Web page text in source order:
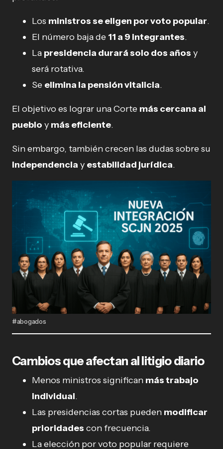
Los ministros se eligen por voto popular.
El número baja de 11 a 9 integrantes.
La presidencia durará solo dos años y
será rotativa.
Se elimina la pensión vitalicia.
El objetivo es lograr una Corte más cercana al
pueblo y más eficiente.
Sin embargo, también crecen las dudas sobre su
independencia y estabilidad jurídica.
#abogados
Cambios que afectan al litigio diario
Menos ministros significan más trabajo
individual.
Las presidencias cortas pueden modificar
prioridades con frecuencia.
La elección por voto popular requiere